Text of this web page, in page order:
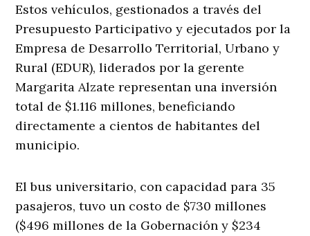
Estos vehículos, gestionados a través del
Presupuesto Participativo y ejecutados por la
Empresa de Desarrollo Territorial, Urbano y
Rural (EDUR), liderados por la gerente
Margarita Alzate representan una inversión
total de $1.116 millones, beneficiando
directamente a cientos de habitantes del
municipio.
El bus universitario, con capacidad para 35
pasajeros, tuvo un costo de $730 millones
($496 millones de la Gobernación y $234